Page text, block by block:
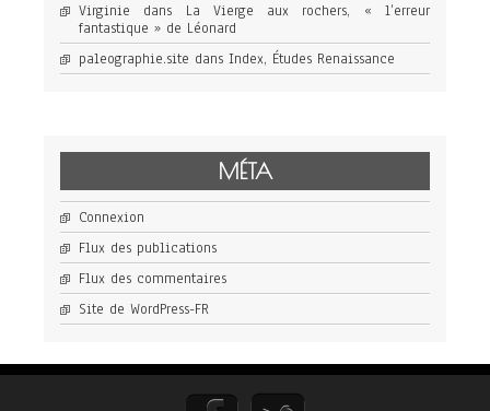
Virginie dans La Vierge aux rochers, « l’erreur
fantastique » de Léonard
paleographie.site dans Index, Études Renaissance
MÉTA
Connexion
Flux des publications
Flux des commentaires
Site de WordPress-FR